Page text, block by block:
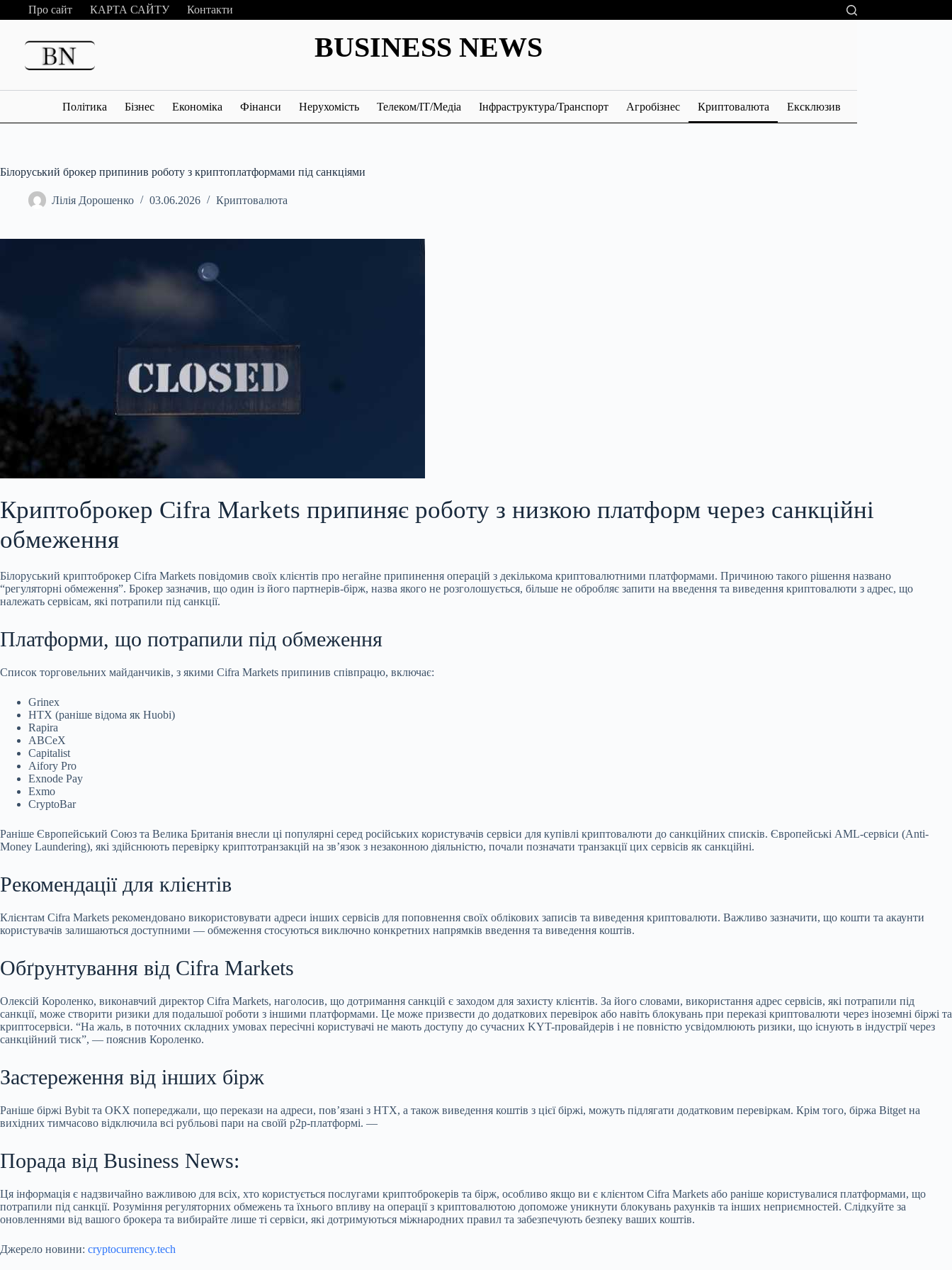
Перейти
до
Про сайт КАРТА САЙТУ Контакти
BUSINESS NEWS
Політика Бізнес Економіка Фінанси Нерухомість Телеком/ІТ/Медіа Інфраструктура/Транспорт Агробізнес Криптовалюта Ексклюзив
Білоруський брокер припинив роботу з криптоплатформами під санкціями
Лілія Дорошенко 03.06.2026 Криптовалюта
Криптоброкер Cifra Markets припиняє роботу з низкою платформ через санкційні
обмеження
Білоруський криптоброкер Cifra Markets повідомив своїх клієнтів про негайне припинення операцій з декількома криптовалютними платформами. Причиною такого рішення названо
“регуляторні обмеження”. Брокер зазначив, що один із його партнерів-бірж, назва якого не розголошується, більше не обробляє запити на введення та виведення криптовалюти з адрес, що
належать сервісам, які потрапили під санкції.
Платформи, що потрапили під обмеження
Список торговельних майданчиків, з якими Cifra Markets припинив співпрацю, включає:
Grinex
HTX (раніше відома як Huobi)
Rapira
ABCeX
Capitalist
Aifory Pro
Exnode Pay
Exmo
CryptoBar
Раніше Європейський Союз та Велика Британія внесли ці популярні серед російських користувачів сервіси для купівлі криптовалюти до санкційних списків. Європейські AML-сервіси (Anti-
Money Laundering), які здійснюють перевірку криптотранзакцій на зв’язок з незаконною діяльністю, почали позначати транзакції цих сервісів як санкційні.
Рекомендації для клієнтів
Клієнтам Cifra Markets рекомендовано використовувати адреси інших сервісів для поповнення своїх облікових записів та виведення криптовалюти. Важливо зазначити, що кошти та акаунти
користувачів залишаються доступними — обмеження стосуються виключно конкретних напрямків введення та виведення коштів.
Обґрунтування від Cifra Markets
Олексій Короленко, виконавчий директор Cifra Markets, наголосив, що дотримання санкцій є заходом для захисту клієнтів. За його словами, використання адрес сервісів, які потрапили під
санкції, може створити ризики для подальшої роботи з іншими платформами. Це може призвести до додаткових перевірок або навіть блокувань при переказі криптовалюти через іноземні біржі та
криптосервіси. “На жаль, в поточних складних умовах пересічні користувачі не мають доступу до сучасних KYT-провайдерів і не повністю усвідомлюють ризики, що існують в індустрії через
санкційний тиск”, — пояснив Короленко.
Застереження від інших бірж
Раніше біржі Bybit та OKX попереджали, що перекази на адреси, пов’язані з HTX, а також виведення коштів з цієї біржі, можуть підлягати додатковим перевіркам. Крім того, біржа Bitget на
вихідних тимчасово відключила всі рубльові пари на своїй p2p-платформі. —
Порада від Business News:
Ця інформація є надзвичайно важливою для всіх, хто користується послугами криптоброкерів та бірж, особливо якщо ви є клієнтом Cifra Markets або раніше користувалися платформами, що
потрапили під санкції. Розуміння регуляторних обмежень та їхнього впливу на операції з криптовалютою допоможе уникнути блокувань рахунків та інших неприємностей. Слідкуйте за
оновленнями від вашого брокера та вибирайте лише ті сервіси, які дотримуються міжнародних правил та забезпечують безпеку ваших коштів.
Джерело новини: cryptocurrency.tech